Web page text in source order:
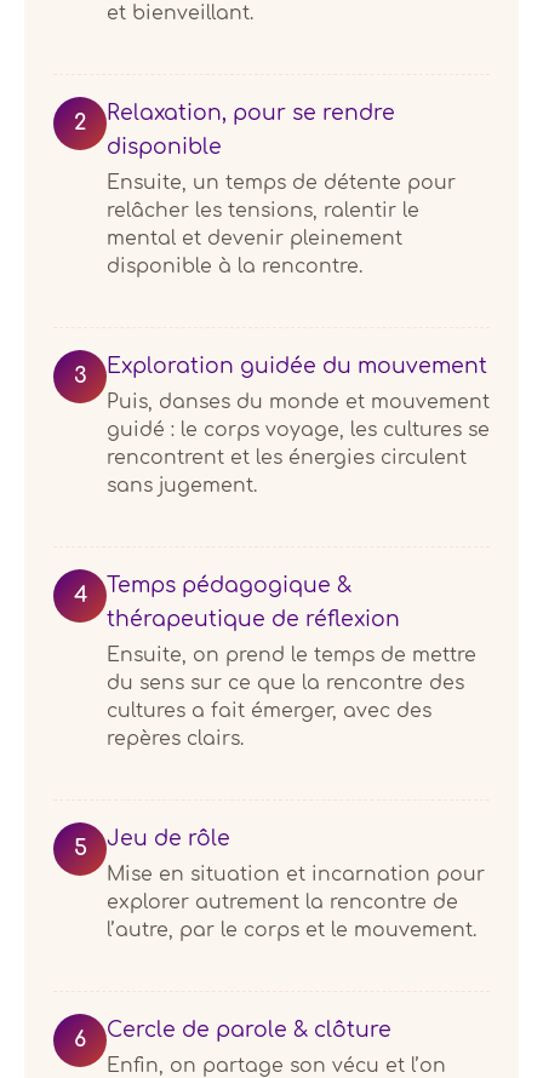
et bienveillant.
2
Relaxation, pour se rendre
disponible
Ensuite, un temps de détente pour
relâcher les tensions, ralentir le
mental et devenir pleinement
disponible à la rencontre.
3 Exploration guidée du mouvement
Puis, danses du monde et mouvement
guidé : le corps voyage, les cultures se
rencontrent et les énergies circulent
sans jugement.
4
Temps pédagogique &
thérapeutique de réflexion
Ensuite, on prend le temps de mettre
du sens sur ce que la rencontre des
cultures a fait émerger, avec des
repères clairs.
5 Jeu de rôle
Mise en situation et incarnation pour
explorer autrement la rencontre de
l’autre, par le corps et le mouvement.
6 Cercle de parole & clôture
Enfin, on partage son vécu et l’on